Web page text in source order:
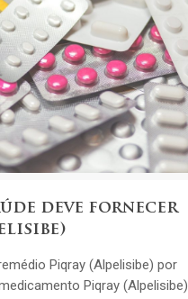
deve fornecer
Piqray (Alpelisibe) por
Piqray (Alpelisibe)